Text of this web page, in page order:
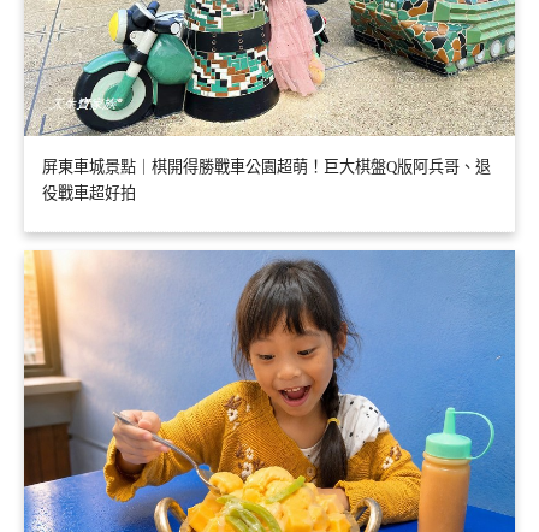
屏東車城景點｜棋開得勝戰車公園超萌！巨大棋盤Q版阿兵哥、退
役戰車超好拍